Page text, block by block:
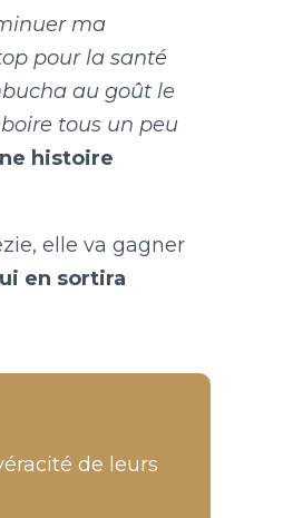
ma
pour la santé
au goût le
tous un peu
histoire
elle va gagner
en sortira
de leurs